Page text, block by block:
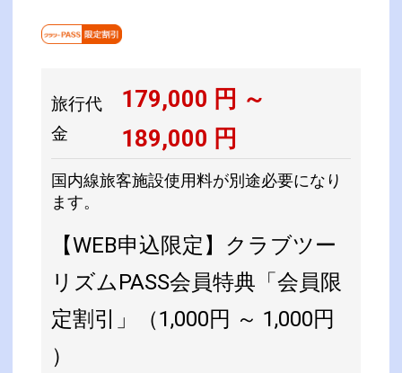
旅行代
金
179,000 円 ～
189,000 円
国内線旅客施設使用料が別途必要になり
ます。
【WEB申込限定】クラブツー
リズムPASS会員特典「会員限
定割引」（1,000円 ～ 1,000円
）